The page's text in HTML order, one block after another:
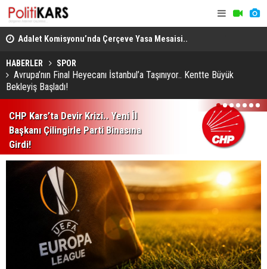
Adalet Komisyonu’nda Çerçeve Yasa Mesaisi..
Görüşmeler Tartışmalarla Başladı!
HABERLER SPOR
Avrupa’nın Final Heyecanı İstanbul’a Taşınıyor.. Kentte Büyük
Bekleyiş Başladı!
CHP Kars’ta Devir Krizi.. Yeni İl
Başkanı Çilingirle Parti Binasına
Girdi!
1 2 3 4 5 6 7